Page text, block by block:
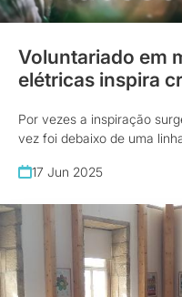
Voluntariado em
elétricas inspira
Por vezes a inspiração
vez foi debaixo de uma
17 Jun 2025